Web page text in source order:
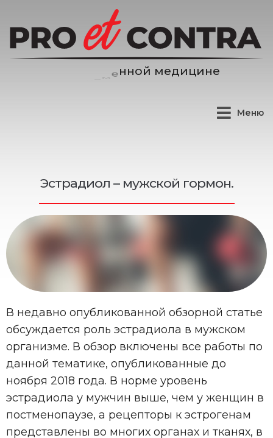
м едицине
Меню
Эстрадиол – мужской гормон.
В недавно опубликованной обзорной статье
обсуждается роль эстрадиола в мужском
организме. В обзор включены все работы по
данной тематике, опубликованные до
ноября 2018 года. В норме уровень
эстрадиола у мужчин выше, чем у женщин в
постменопаузе, а рецепторы к эстрогенам
представлены во многих органах и тканях, в